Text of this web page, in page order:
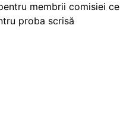
membrii comisiei ce
proba scrisă